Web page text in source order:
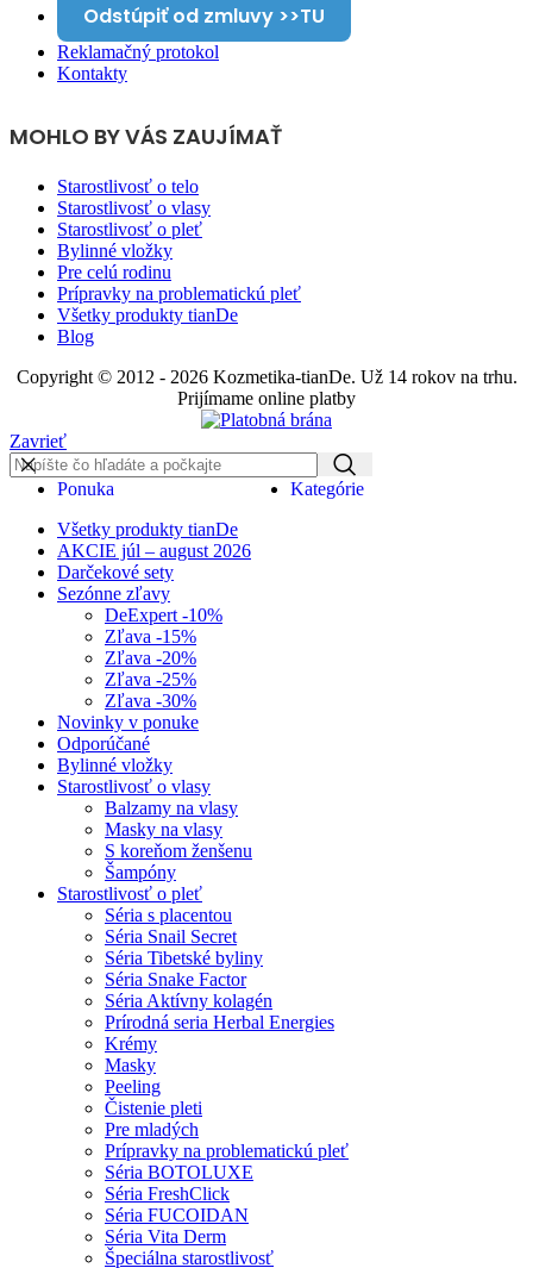
Odstúpiť od zmluvy >>TU
Reklamačný protokol
Kontakty
MOHLO BY VÁS ZAUJÍMAŤ
Starostlivosť o telo
Starostlivosť o vlasy
Starostlivosť o pleť
Bylinné vložky
Pre celú rodinu
Prípravky na problematickú pleť
Všetky produkty tianDe
Blog
Copyright © 2012 - 2026 Kozmetika-tianDe. Už 14 rokov na trhu.
Prijímame online platby
Zavrieť
Ponuka
Kategórie
Všetky produkty tianDe
AKCIE júl – august 2026
Darčekové sety
Sezónne zľavy
DeExpert -10%
Zľava -15%
Zľava -20%
Zľava -25%
Zľava -30%
Novinky v ponuke
Odporúčané
Bylinné vložky
Starostlivosť o vlasy
Balzamy na vlasy
Masky na vlasy
S koreňom ženšenu
Šampóny
Starostlivosť o pleť
Séria s placentou
Séria Snail Secret
Séria Tibetské byliny
Séria Snake Factor
Séria Aktívny kolagén
Prírodná seria Herbal Energies
Krémy
Masky
Peeling
Čistenie pleti
Pre mladých
Prípravky na problematickú pleť
Séria BOTOLUXE
Séria FreshClick
Séria FUCOIDAN
Séria Vita Derm
Špeciálna starostlivosť